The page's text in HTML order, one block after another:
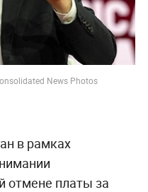
News Photos
в рамках
отмене платы за